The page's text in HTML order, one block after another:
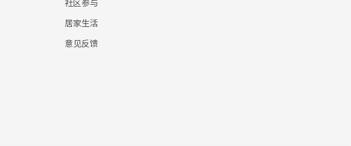
社区参与
居家生活
意见反馈